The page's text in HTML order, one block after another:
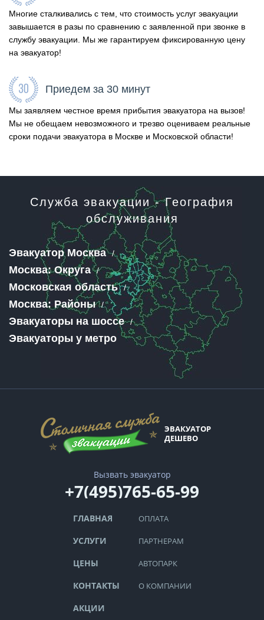
Многие сталкивались с тем, что стоимость услуг эвакуации
завышается в разы по сравнению с заявленной при звонке в
службу эвакуации. Мы же гарантируем фиксированную цену
на эвакуатор!
Приедем за 30 минут
Мы заявляем честное время прибытия эвакуатора на вызов!
Мы не обещаем невозможного и трезво оцениваем реальные
сроки подачи эвакуатора в Москве и Московской области!
Служба эвакуации - География
обслуживания
Эвакуатор Москва
Москва: Округа
Московская область
Москва: Районы
Эвакуаторы на шоссе
Эвакуаторы у метро
ЭВАКУАТОР
ДЕШЕВО
Вызвать эвакуатор
+7(495)765-65-99
ГЛАВНАЯ
УСЛУГИ
ЦЕНЫ
КОНТАКТЫ
АКЦИИ
ОПЛАТА
ПАРТНЕРАМ
АВТОПАРК
О КОМПАНИИ